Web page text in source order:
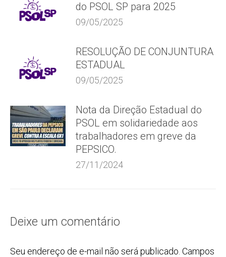
do PSOL SP para 2025
09/05/2025
RESOLUÇÃO DE CONJUNTURA
ESTADUAL
09/05/2025
Nota da Direção Estadual do
PSOL em solidariedade aos
trabalhadores em greve da
PEPSICO.
27/11/2024
Deixe um comentário
Seu endereço de e-mail não será publicado. Campos